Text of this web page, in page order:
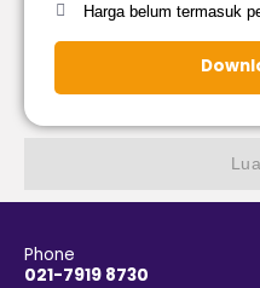
Harga belum termasuk
Phone
021-7919 8730